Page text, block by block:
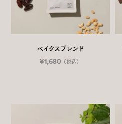
ベイクスブレンド
¥1,680 （税込）